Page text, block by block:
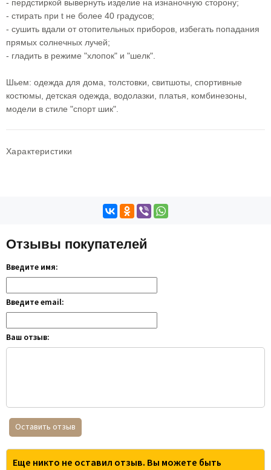
- пердстиркой вывернуть изделие на изнаночную сторону;
- стирать при t не более 40 градусов;
- сушить вдали от отопительных приборов, избегать попадания
прямых солнечных лучей;
- гладить в режиме "хлопок" и "шелк".
Шьем: одежда для дома, толстовки, свитшоты, спортивные
костюмы, детская одежда, водолазки, платья, комбинезоны,
модели в стиле "спорт шик".
Характеристики
Отзывы покупателей
Введите имя:
Введите email:
Ваш отзыв:
Оставить отзыв
Еще никто не оставил отзыв. Вы можете быть